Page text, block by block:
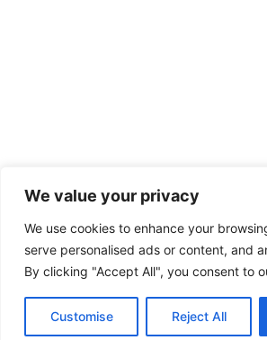
We value your privacy
We use cookies to enhance your
serve personalised ads or content, and
By clicking "Accept All", you consent to
Customise Reject All